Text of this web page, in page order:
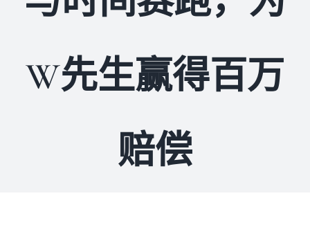
案件简介
常见问题
W先生赢得百万
赔偿